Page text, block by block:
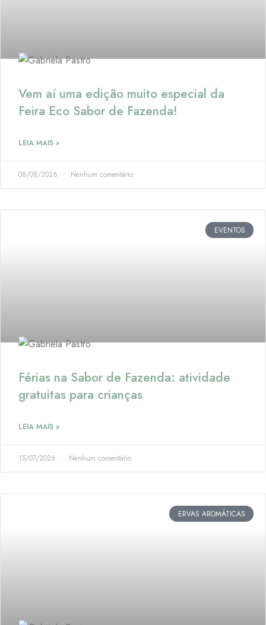
Vem aí uma edição muito especial da
Feira Eco Sabor de Fazenda!
LEIA MAIS »
08/08/2026 Nenhum comentário
EVENTOS
Férias na Sabor de Fazenda: atividade
gratuitas para crianças
LEIA MAIS »
15/07/2026 Nenhum comentário
ERVAS AROMÁTICAS